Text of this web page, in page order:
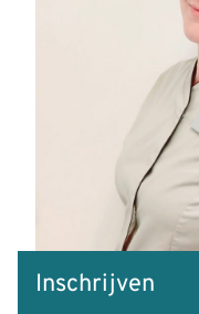
naar
Inschrijven